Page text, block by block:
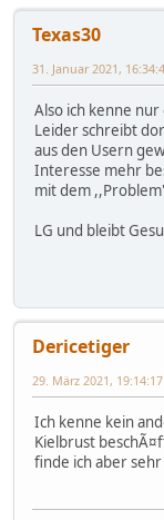
Texas30
31. Januar 2021,
Also ich kenne
Leider schreibt
aus den Usern
Interesse mehr
mit dem
LG und bleibt
Dericetiger
29. März 2021, 19:14:17
Ich kenne kein
Kielbrust
finde ich aber